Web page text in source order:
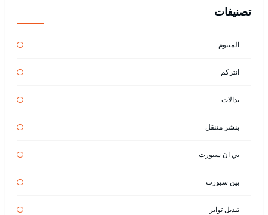
تصنيفات
المنيوم
انتركم
بدالات
بنشر متنقل
بي ان سبورت
بين سبورت
تبديل تواير